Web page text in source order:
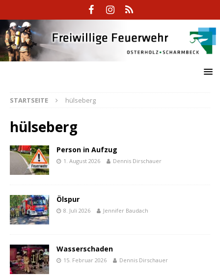
STARTSEITE hülseberg
hülseberg
Person in Aufzug
1. August 2026 Dennis Dirschauer
Ölspur
8. Juli 2026 Jennifer Baudach
Wasserschaden
15. Februar 2026 Dennis Dirschauer